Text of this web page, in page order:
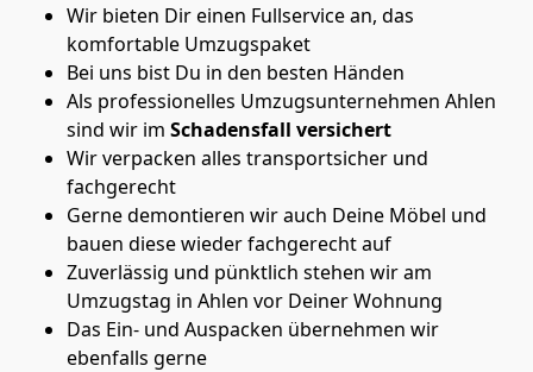
Wir bieten Dir einen Fullservice an, das
komfortable Umzugspaket
Bei uns bist Du in den besten Händen
Als professionelles Umzugsunternehmen Ahlen
sind wir im Schadensfall versichert
Wir verpacken alles transportsicher und
fachgerecht
Gerne demontieren wir auch Deine Möbel und
bauen diese wieder fachgerecht auf
Zuverlässig und pünktlich stehen wir am
Umzugstag in Ahlen vor Deiner Wohnung
Das Ein- und Auspacken übernehmen wir
ebenfalls gerne